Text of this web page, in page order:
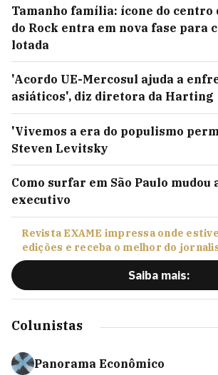
Tamanho família: ícone do centro
do Rock entra em nova fase para
lotada
'Acordo UE-Mercosul ajuda a
asiáticos', diz diretora da Harting
'Vivemos a era do populismo
Steven Levitsky
Como surfar em São Paulo mudou
executivo
Revista EXAME impressa onde
edições e receba o melhor do
Saiba mais:
Colunistas
Panorama Econômico